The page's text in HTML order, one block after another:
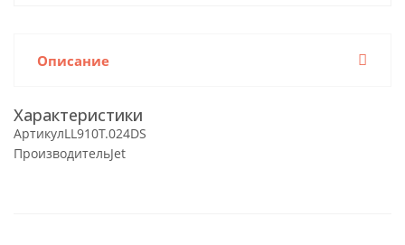
Описание
Характеристики
АртикулLL910T.024DS
ПроизводительJet